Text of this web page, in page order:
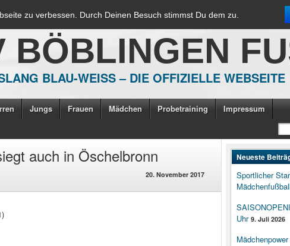
zu verbessen. Durch Deinen Besuch stimmst Du dem zu.
BÖBLINGEN
BLAU-WEISS – DIE OFFIZIELLE WEBSEITE
Jungs Frauen Mädchen Probetraining Impressum
auch in Öschelbronn
20. November 2017
Neueste
Sportlicher
Uhr 9. Juli 2026